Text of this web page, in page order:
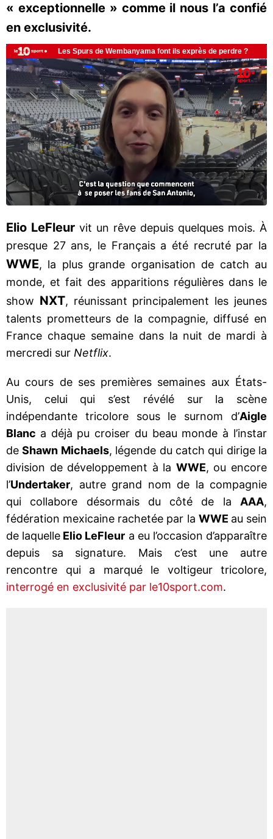
« exceptionnelle » comme il nous l’a confié
en exclusivité.
Elio LeFleur vit un rêve depuis quelques mois. À
presque 27 ans, le Français a été recruté par la
WWE, la plus grande organisation de catch au
monde, et fait des apparitions régulières dans le
show NXT, réunissant principalement les jeunes
talents prometteurs de la compagnie, diffusé en
France chaque semaine dans la nuit de mardi à
mercredi sur Netflix.
Au cours de ses premières semaines aux États-
Unis, celui qui s’est révélé sur la scène
indépendante tricolore sous le surnom d’Aigle
Blanc a déjà pu croiser du beau monde à l’instar
deShawn Michaels, légende du catch qui dirige la
division de développement à la WWE, ou encore
l’Undertaker, autre grand nom de la compagnie
qui collabore désormais du côté de la AAA,
fédération mexicaine rachetée par la WWE au sein
de laquelle Elio LeFleur a eu l’occasion d’apparaître
depuis sa signature. Mais c’est une autre
rencontre qui a marqué le voltigeur tricolore,
interrogé en exclusivité par le10sport.com.